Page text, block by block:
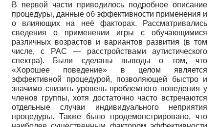
В первой части приводилось подробное описание
процедуры, данные об эффективности применения и
о влияющих на неё факторах. Рассматривались
сведения о применении игры с обучающимися
различных возрастов и вариантов развития (в том
числе, с РАС — расстройствами аутистического
спектра). Были сделаны выводы о том, что
«Хорошее поведение» в целом является
эффективной процедурой, позволяющей быстро и
значимо снизить уровень проблемного поведения у
членов группы, хотя достаточно часто встречаются
отдельные случаи индивидуального неприятия
процедуры. Также было продемонстрировано, что